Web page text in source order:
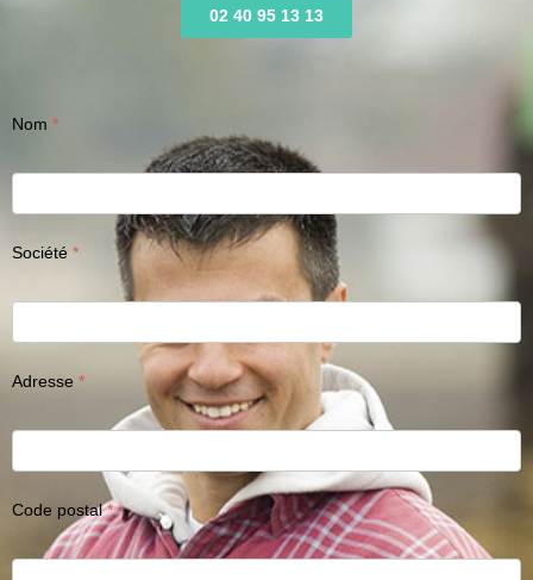
02 40 95 13 13
Nom
Société
Adresse
Code postal